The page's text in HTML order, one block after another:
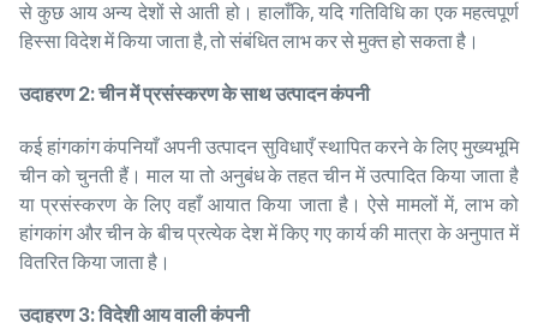
से कुछ आय अन्य देशों से आती हो। हालाँकि, यदि गतिविधि का एक महत्वपूर्ण
हिस्सा विदेश में किया जाता है, तो संबंधित लाभ कर से मुक्त हो सकता है।
उदाहरण2:चीन में प्रसंस्करण के साथ उत्पादन कंपनी
कई हांगकांग कंपनियाँ अपनी उत्पादन सुविधाएँ स्थापित करने के लिए मुख्यभूमि
चीन को चुनती हैं। माल या तो अनुबंध के तहत चीन में उत्पादित किया जाता है
या प्रसंस्करण के लिए वहाँ आयात किया जाता है। ऐसे मामलों में, लाभ को
हांगकांग और चीन के बीच प्रत्येक देश में किए गए कार्य की मात्रा के अनुपात में
वितरित किया जाता है।
उदाहरण3:विदेशी आय वाली कंपनी